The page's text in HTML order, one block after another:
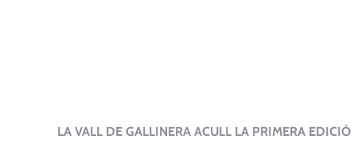
LA VALL DE GALLINERA ACULL LA PRIMERA EDICIÓ